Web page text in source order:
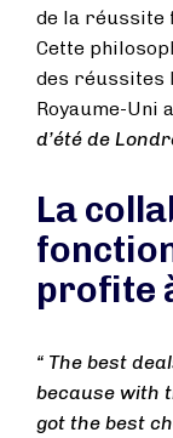
de la réussite
Cette
des réussites
Royaume-Uni
d’été de
La
profite
“ The best
because with
got the best